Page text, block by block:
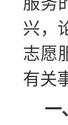
兴，
志愿
有关
一